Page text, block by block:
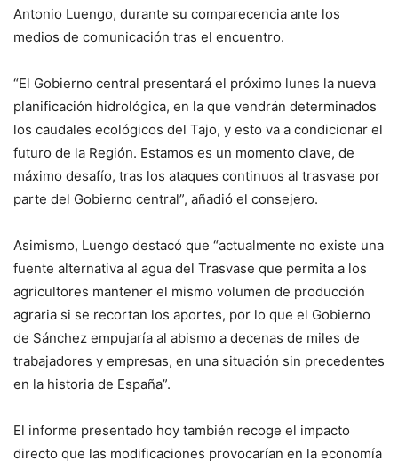
Antonio Luengo, durante su comparecencia ante los
medios de comunicación tras el encuentro.
“El Gobierno central presentará el próximo lunes la nueva
planificación hidrológica, en la que vendrán determinados
los caudales ecológicos del Tajo, y esto va a condicionar el
futuro de la Región. Estamos es un momento clave, de
máximo desafío, tras los ataques continuos al trasvase por
parte del Gobierno central”, añadió el consejero.
Asimismo, Luengo destacó que “actualmente no existe una
fuente alternativa al agua del Trasvase que permita a los
agricultores mantener el mismo volumen de producción
agraria si se recortan los aportes, por lo que el Gobierno
de Sánchez empujaría al abismo a decenas de miles de
trabajadores y empresas, en una situación sin precedentes
en la historia de España”.
El informe presentado hoy también recoge el impacto
directo que las modificaciones provocarían en la economía